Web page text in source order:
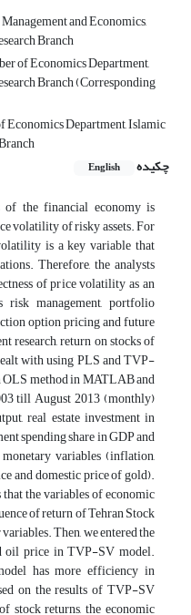
and Economics,
Branch
of Economics Department,
Branch (Corresponding
Economics Department, Islamic
چکیده
English
the financial economy is
volatility of risky assets. For
is a key variable that
Therefore, the analysts
of price volatility as an
management, portfolio
option pricing and future
research, return on stocks of
with using PLS and TVP-
method in MATLAB and
till August 2013 (monthly)
real estate investment in
spending share in GDP and
variables (inflation,
and domestic price of gold).
the variables of economic
of return of Tehran Stock
Then, we entered the
oil price in TVP-SV model.
has more efficiency in
on the results of TVP-SV
returns, the economic